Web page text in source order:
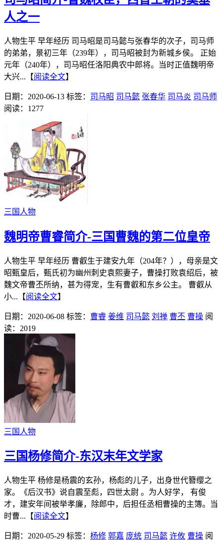
人之一
人物生平 早年经历 司马昭是司马懿与张春华的次子，司马师
的弟弟，景初三年（239年），司马昭被封为新城乡侯。 正始
元年（240年），司马昭任洛阳典农中郎将。当时正值魏明帝
大兴...【阅读全文】
日期：2020-06-13 标签： 司马昭 司马懿 张春华 司马炎 司马师
阅读：1277
三国人物
魏明帝曹睿简介-三国曹魏的第二位皇帝
人物生平 早年经历 曹叡生于建安九年（204年？），母亲是文
昭甄皇后，甄氏初为幽州刺史袁熙妻子，曹操打败袁绍后，被
魏文帝曹丕所纳，甚为得宠，生有曹叡和东乡公主。 曹叡从
小...【阅读全文】
日期：2020-06-08 标签： 曹睿 姜维 司马懿 刘禅 曹丕 曹操 阅
读：2019
三国人物
三国杨修简介-东汉末年文学家
人物生平 杨修是杨震的玄孙，杨彪的儿子，出身世代簪缨之
家。《后汉书》说自震至彪，四世太尉 。为人好学， 有俊
才，建安年间被举孝廉，除郎中，后担任丞相曹操的主簿。当
时曹...【阅读全文】
日期：2020-05-29 标签： 杨修 郭嘉 庞统 司马懿 许攸 曹操 阅